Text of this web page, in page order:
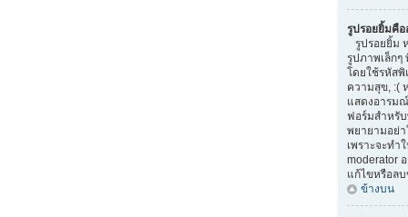
รูปรอยยิ้มคือ
รูปรอยยิ้ม
รูปภาพเล็ก
โดยใช้รหัสพิ
ความสุข, :(
แสดงอารม
ฟอร์มสำหรั
พยายามอย่า
เพราะจะทำ
moderator
แก้ไขหรือล
ข้างบน